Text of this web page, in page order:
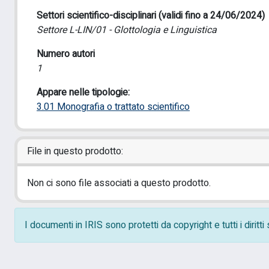
Settori scientifico-disciplinari (validi fino a 24/06/2024)
Settore L-LIN/01 - Glottologia e Linguistica
Numero autori
1
Appare nelle tipologie:
3.01 Monografia o trattato scientifico
File in questo prodotto:
Non ci sono file associati a questo prodotto.
I documenti in IRIS sono protetti da copyright e tutti i